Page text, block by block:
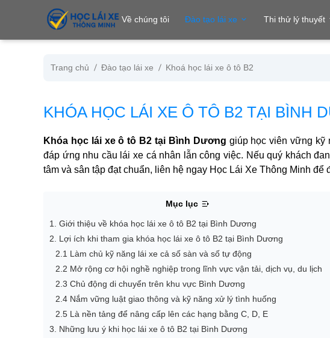
Về chúng tôi Đào tạo lái xe Thi thử lý thuyết
Trang chủ Đào tạo lái xe Khoá học lái xe ô tô B2
KHÓA HỌC LÁI XE Ô TÔ B2 TẠI BÌNH
Khóa học lái xe ô tô B2 tại Bình Dương giúp học viên vững kỹ
đáp ứng nhu cầu lái xe cá nhân lẫn công việc. Nếu quý khách
tâm và sân tập đạt chuẩn, liên hệ ngay Học Lái Xe Thông Minh để
Mục lục
1. Giới thiệu về khóa học lái xe ô tô B2 tại Bình Dương
2. Lợi ích khi tham gia khóa học lái xe ô tô B2 tại Bình Dương
2.1 Làm chủ kỹ năng lái xe cả số sàn và số tự động
2.2 Mở rộng cơ hội nghề nghiệp trong lĩnh vực vận tải, dịch vụ, du lịch
2.3 Chủ động di chuyển trên khu vực Bình Dương
2.4 Nắm vững luật giao thông và kỹ năng xử lý tình huống
2.5 Là nền tảng để nâng cấp lên các hạng bằng C, D, E
3. Những lưu ý khi học lái xe ô tô B2 tại Bình Dương